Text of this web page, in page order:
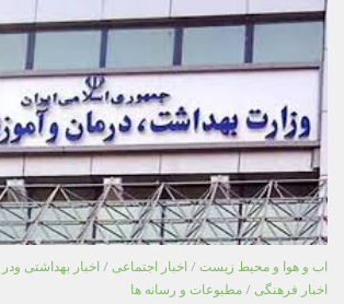
اب و هوا و محیط زیست / اخبار اجتماعی / اخبار بهداشتی
اخبار فرهنگی / مطبوعات و رسانه ها